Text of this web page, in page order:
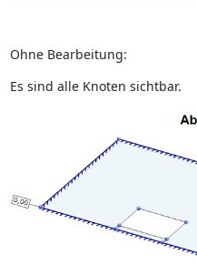
Ohne Bearbeitung:
Es sind alle Knoten sichtbar.